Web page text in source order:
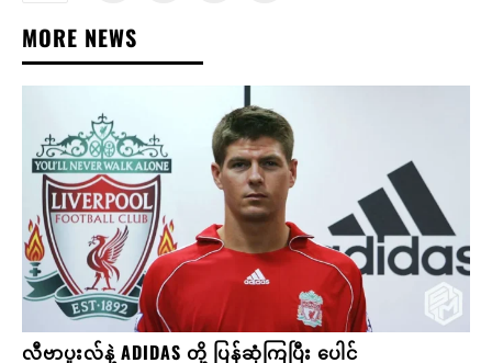
MORE NEWS
လီဗာပူးလ်နဲ့ ADIDAS တို့ ပြန်ဆုံကြပြီး ပေါင်